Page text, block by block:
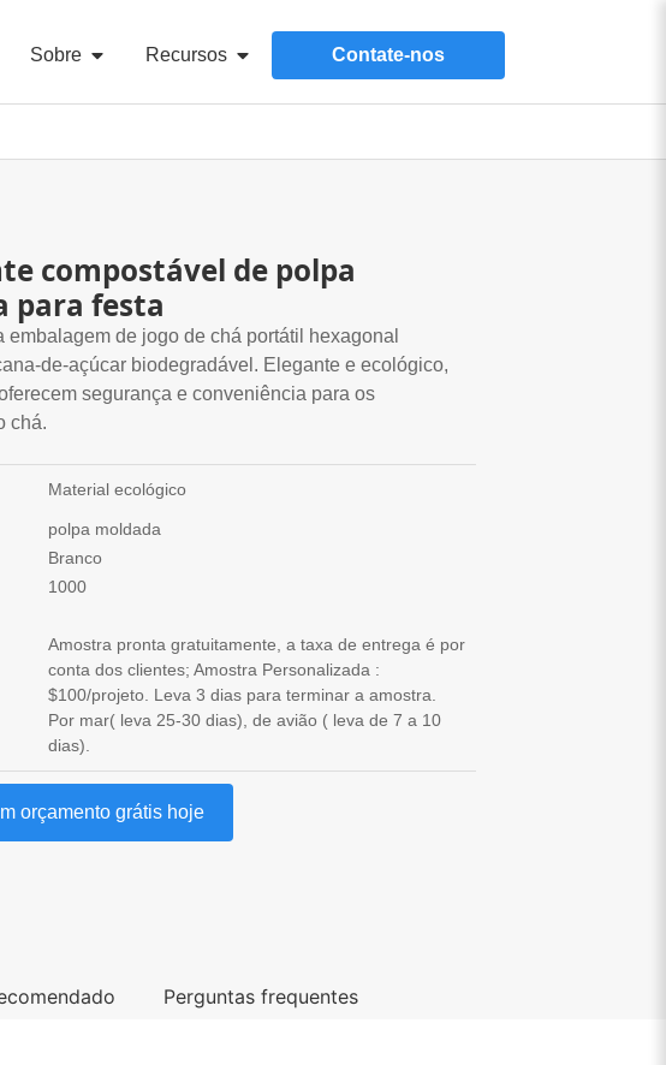
Sobre Recursos Contate-nos
compostável de polpa
para festa
embalagem de jogo de chá portátil hexagonal
de-açúcar biodegradável. Elegante e ecológico,
segurança e conveniência para os
chá.
Material ecológico
polpa moldada
Branco
1000
Amostra pronta gratuitamente, a taxa de entrega é por
conta dos clientes; Amostra Personalizada :
$100/projeto. Leva 3 dias para terminar a amostra.
Por mar( leva 25-30 dias), de avião ( leva de 7 a 10
dias).
orçamento grátis hoje
Perguntas frequentes